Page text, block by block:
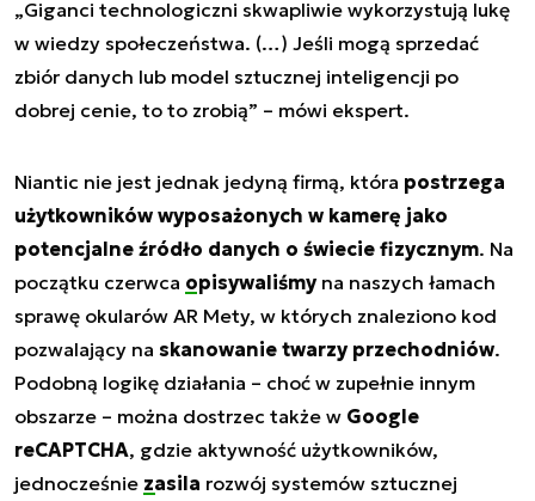
„Giganci technologiczni skwapliwie wykorzystują lukę
w wiedzy społeczeństwa. (…) Jeśli mogą sprzedać
zbiór danych lub model sztucznej inteligencji po
dobrej cenie, to to zrobią” – mówi ekspert.
Niantic nie jest jednak jedyną firmą, która postrzega
użytkowników wyposażonych w kamerę jako
potencjalne źródło danych o świecie fizycznym. Na
początku czerwca opisywaliśmyna naszych łamach
sprawę okularów AR Mety, w których znaleziono kod
pozwalający na skanowanie twarzy przechodniów.
Podobną logikę działania – choć w zupełnie innym
obszarze – można dostrzec także w Google
reCAPTCHA, gdzie aktywność użytkowników,
jednocześnie zasila rozwój systemów sztucznej